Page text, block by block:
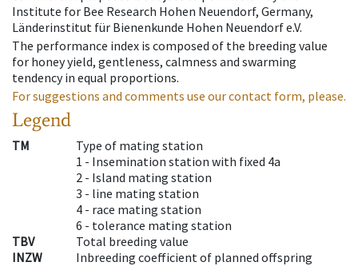
Institute for Bee Research Hohen Neuendorf, Germany,
Länderinstitut für Bienenkunde Hohen Neuendorf e.V.
The performance index is composed of the breeding value
for honey yield, gentleness, calmness and swarming
tendency in equal proportions.
For suggestions and comments use our contact form, please.
Legend
TM
Type of mating station
1 - Insemination station with fixed 4a
2 - Island mating station
3 - line mating station
4 - race mating station
6 - tolerance mating station
TBV
Total breeding value
INZW
Inbreeding coefficient of planned offspring